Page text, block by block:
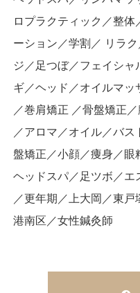
ロプラクティック／整
ーション／学割／ リラ
ジ／足つぼ／フェイシ
ギ／ヘッド／オイルマッ
／巻肩矯正 ／骨盤矯正
／アロマ／オイル／バ
盤矯正／小顔／痩身／眼
ヘッドスパ／足ツボ／エ
／更年期／上大岡／東
港南区／女性鍼灸師